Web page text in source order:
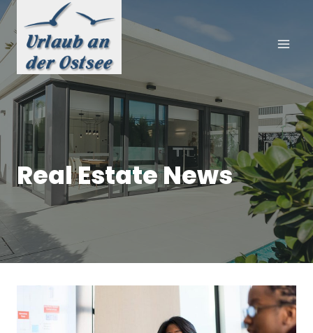
Zum
Inhalt
springen
Real Estate News